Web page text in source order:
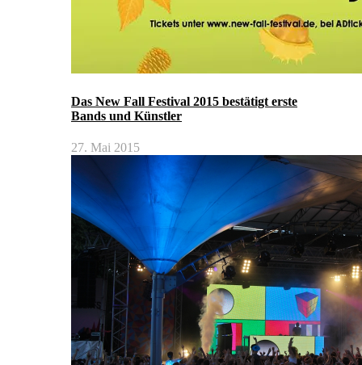
Das New Fall Festival 2015 bestätigt erste
Bands und Künstler
27. Mai 2015